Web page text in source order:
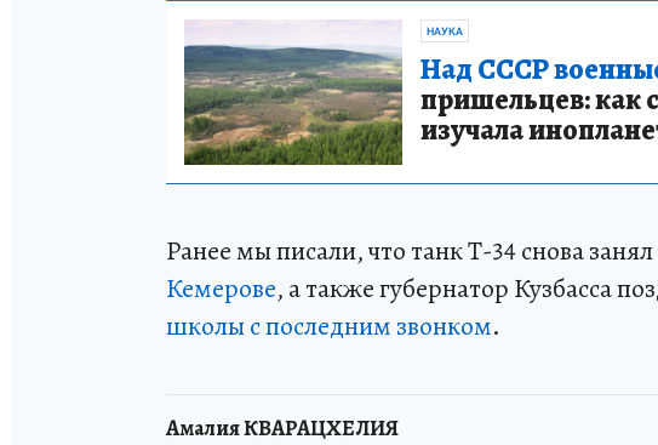
НАУКА
Над СССР
пришельцев: как
изучала
Ранее мы писали, что танк Т-34 снова занял
Кемерове, а также губернатор Кузбасса
школы с последним звонком.
Амалия КВАРАЦХЕЛИЯ